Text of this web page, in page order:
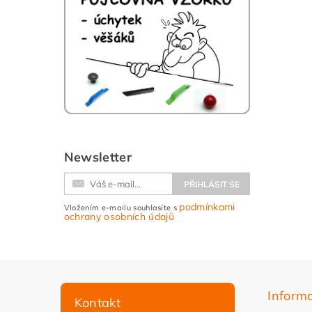
Newsletter
Vložením e-mailu souhlasíte s podmínkami
ochrany osobních údajů
Kontakt